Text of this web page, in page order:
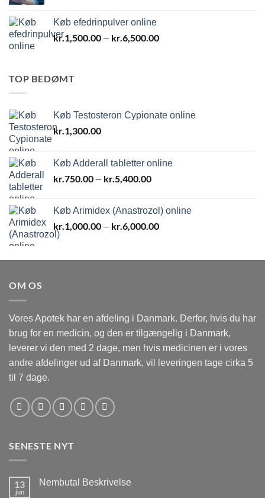
kr.1,800.00
Køb efedrinpulver online
kr. 1,500.00 – kr.6,500.00Prisinterval:
TOP BEDØMT
Køb Testosteron Cypionate online
kr.1,300.00
Køb Adderall tabletter online
kr.750.00 – kr.5,400.00Prisinterval:
kr.5,400.00
Køb Arimidex (Anastrozol) online
kr.1,000.00 – kr.6,000.00Prisinterval:
kr.6,000.00
OM OS
Vores Apotek har en afdeling i Danmark. Derfor, hvis du har
brug for en medicin, og den er tilgængelig i Danmark,
leverer vi den med 2 dage, men hvis medicinen er i vores
andre afdelinger ud af Danmark, vil leveringen tage cirka 5
til 7 dage.
SENESTE NYT
13
jun
Nembutal Beskrivelse